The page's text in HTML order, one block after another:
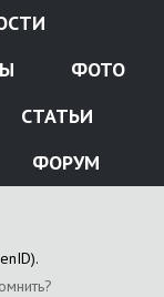
ФОТО
СТАТЬИ
ФОРУМ